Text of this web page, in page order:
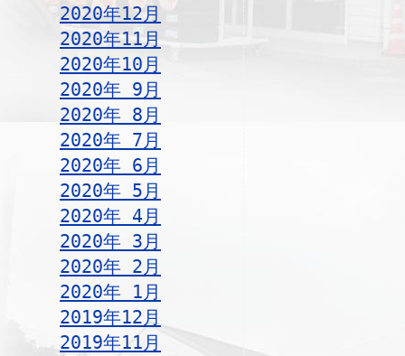
2020年12月
2020年11月
2020年10月
2020年 9月
2020年 8月
2020年 7月
2020年 6月
2020年 5月
2020年 4月
2020年 3月
2020年 2月
2020年 1月
2019年12月
2019年11月